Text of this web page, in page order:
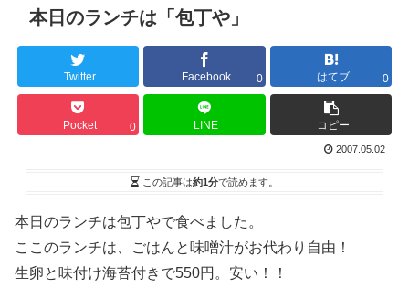
本日のランチは「包丁や」
Twitter Facebook 0 はてブ 0
Pocket 0 LINE コピー
2007.05.02
この記事は約1分で読めます。
本日のランチは包丁やで食べました。
ここのランチは、ごはんと味噌汁がお代わり自由！
生卵と味付け海苔付きで550円。安い！！